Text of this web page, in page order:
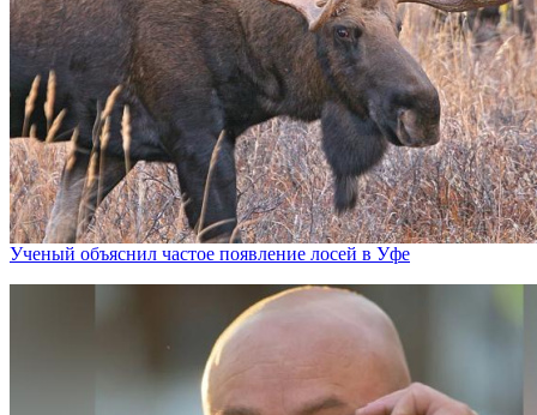
Ученый объяснил частое появление лосей в Уфе